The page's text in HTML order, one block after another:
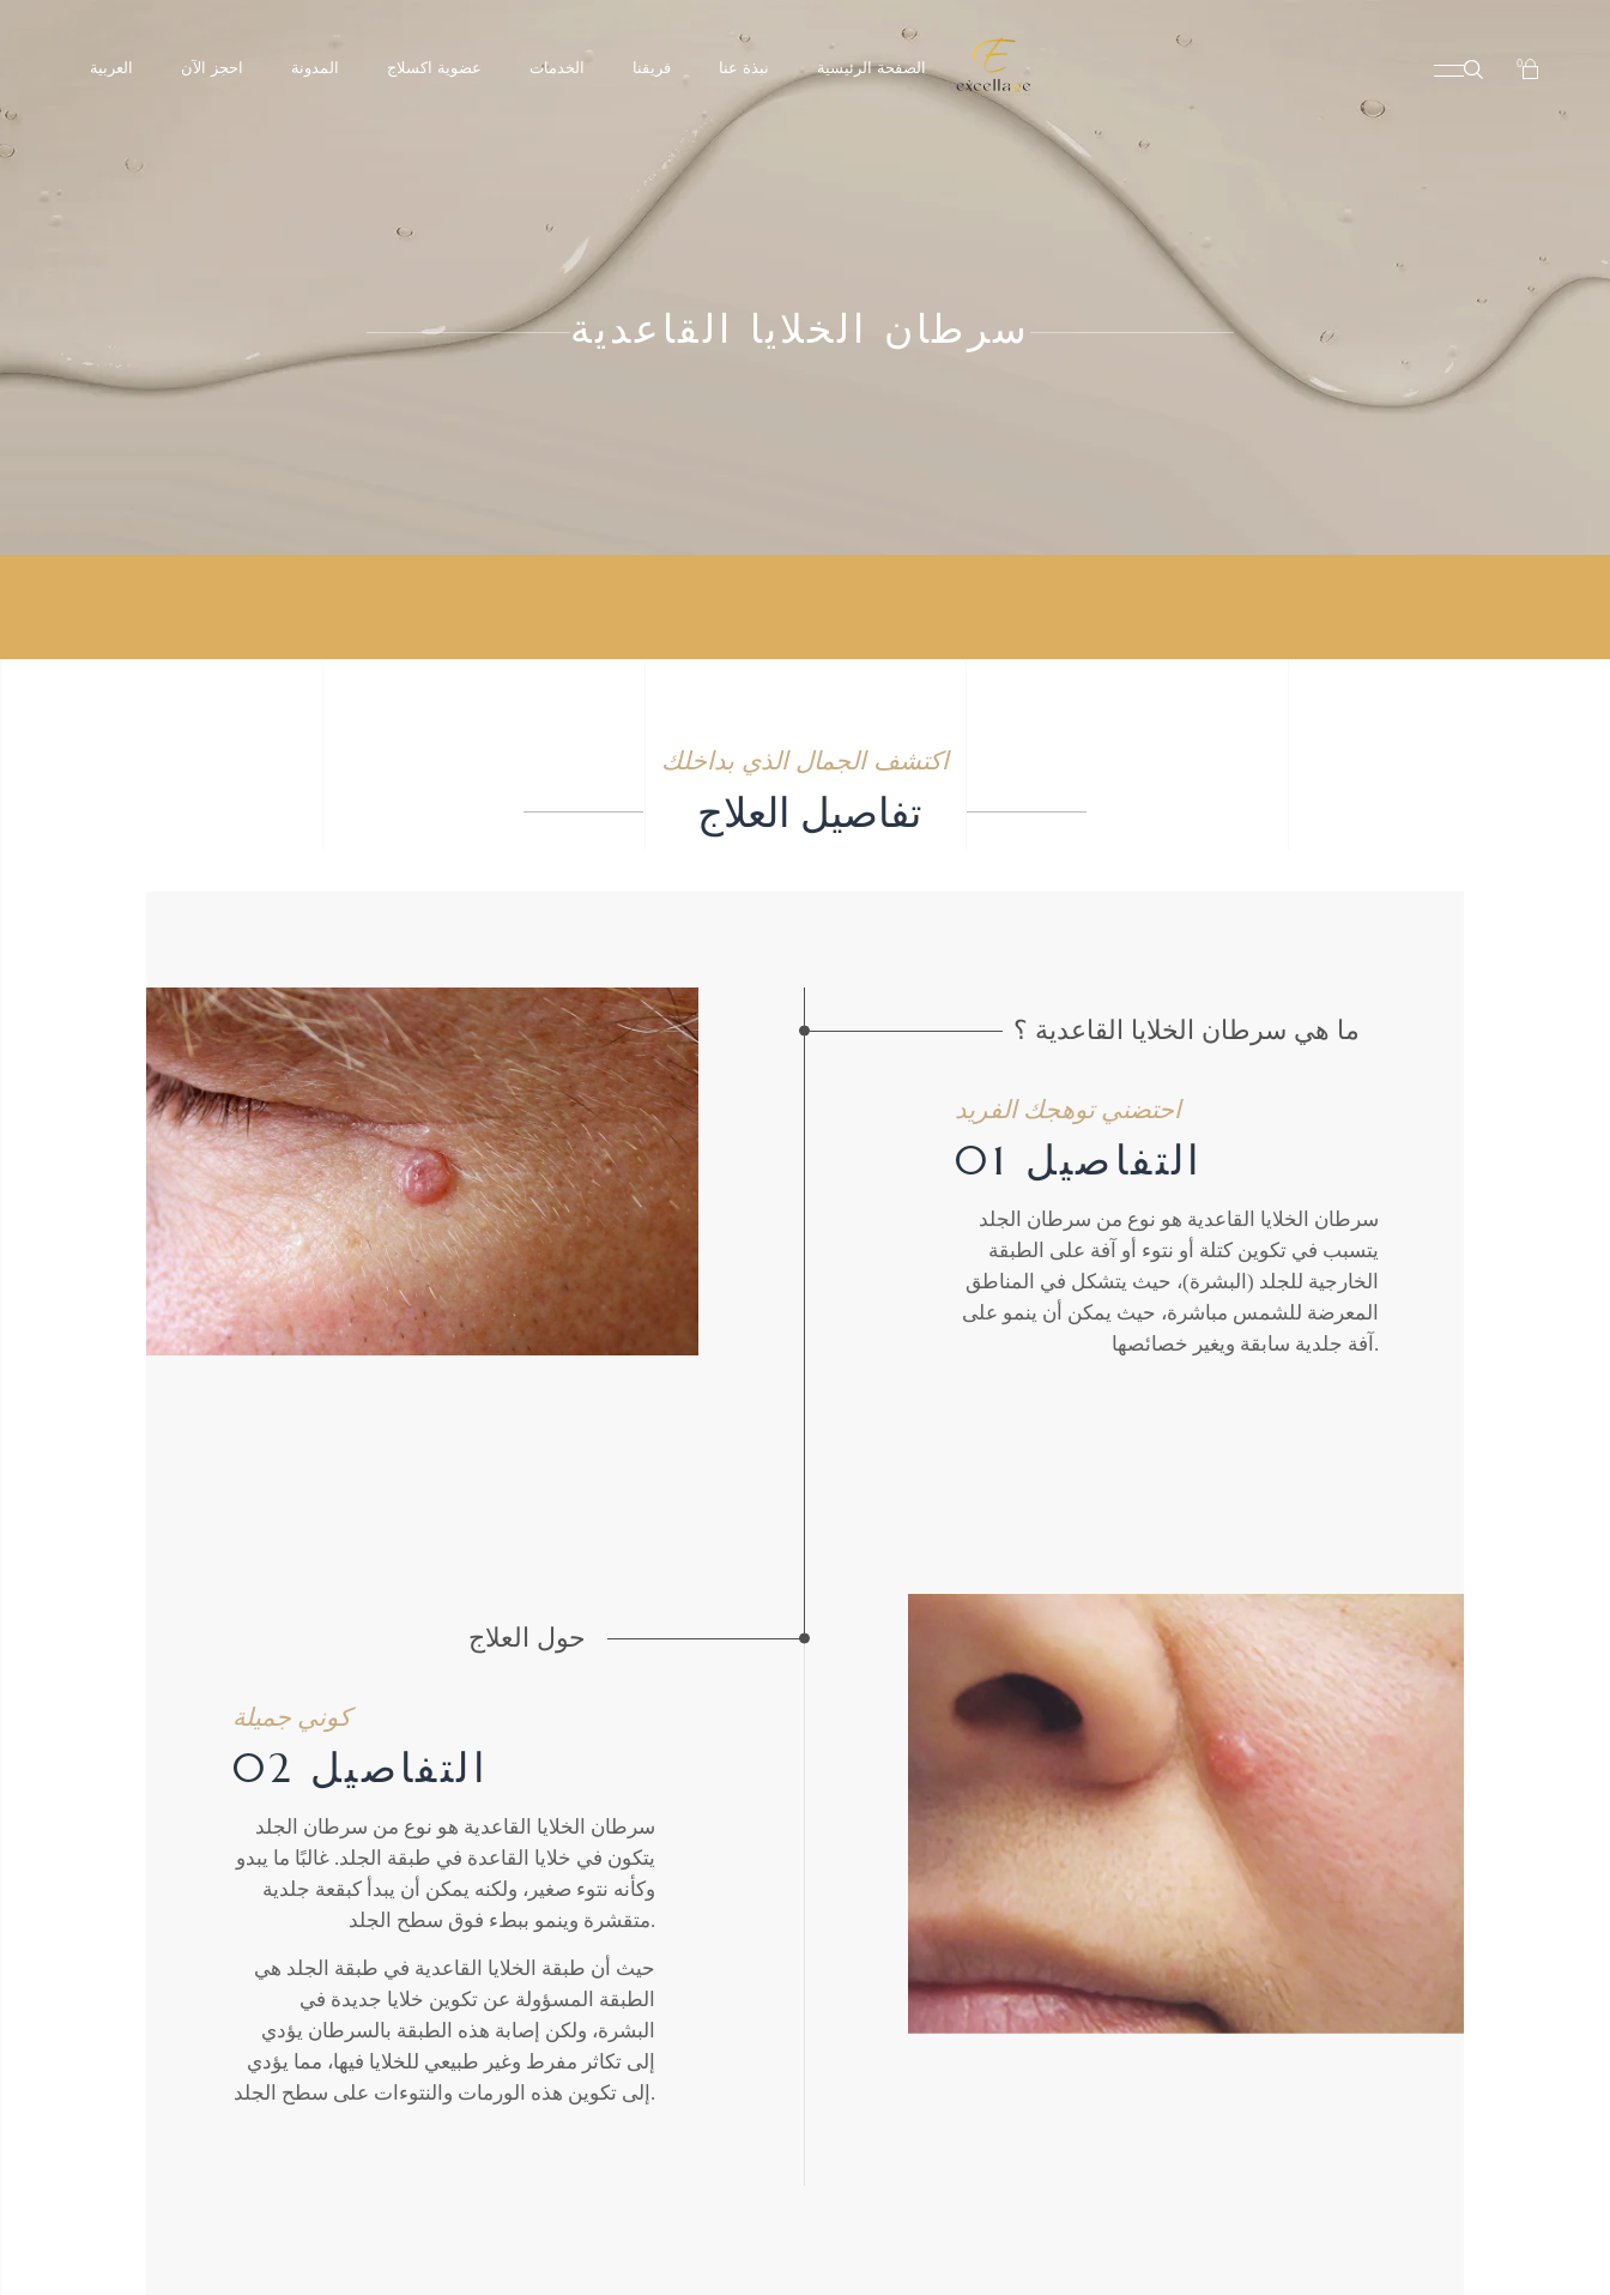
العربية احجز الآن المدونة عضوية اكسلاج الخدمات فريقنا نبذة عنا الصفحة الرئيسية 0
سرطان الخلايا القاعدية
اكتشف الجمال الذي بداخلك
تفاصيل العلاج
ما هي سرطان الخلايا القاعدية ؟
احتضني توهجك الفريد
التفاصيل 01
سرطان الخلايا القاعدية هو نوع من سرطان الجلد
يتسبب في تكوين كتلة أو نتوء أو آفة على الطبقة
الخارجية للجلد (البشرة)، حيث يتشكل في المناطق
المعرضة للشمس مباشرة، حيث يمكن أن ينمو على
آفة جلدية سابقة ويغير خصائصها.
حول العلاج
كوني جميلة
التفاصيل 02
سرطان الخلايا القاعدية هو نوع من سرطان الجلد
يتكون في خلايا القاعدة في طبقة الجلد. غالبًا ما يبدو
وكأنه نتوء صغير، ولكنه يمكن أن يبدأ كبقعة جلدية
متقشرة وينمو ببطء فوق سطح الجلد.
حيث أن طبقة الخلايا القاعدية في طبقة الجلد هي
الطبقة المسؤولة عن تكوين خلايا جديدة في
البشرة، ولكن إصابة هذه الطبقة بالسرطان يؤدي
إلى تكاثر مفرط وغير طبيعي للخلايا فيها، مما يؤدي
إلى تكوين هذه الورمات والنتوءات على سطح الجلد.